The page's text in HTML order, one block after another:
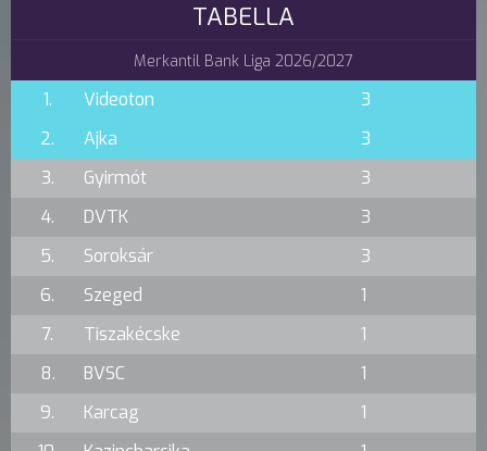
TABELLA
Merkantil Bank Liga 2026/2027
1. Videoton
3
2.
Ajka
3
3.
Gyirmót
3
4.
DVTK
3
5.
Soroksár
3
6.
Szeged
1
7.
Tiszakécske
1
8.
BVSC
1
9.
Karcag
1